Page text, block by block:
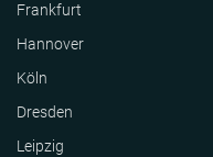
Frankfurt
Hannover
Köln
Dresden
Leipzig